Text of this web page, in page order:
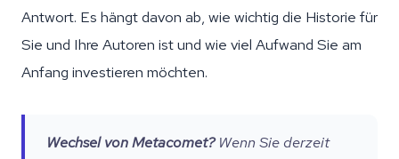
Antwort. Es hängt davon ab, wie wichtig die Historie für
Sie und Ihre Autoren ist und wie viel Aufwand Sie am
Anfang investieren möchten.
Wechsel von Metacomet?Wenn Sie derzeit